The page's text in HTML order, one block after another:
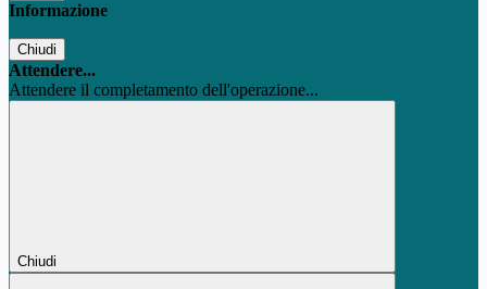
Informazione
Chiudi
Attendere...
Attendere il completamento dell'operazione...
Chiudi